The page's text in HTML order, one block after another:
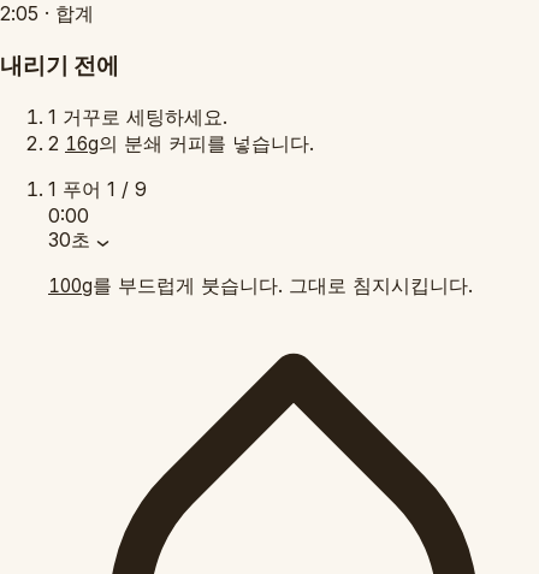
2:05 · 합계
내리기 전에
1 거꾸로 세팅하세요.
2 16g의 분쇄 커피를 넣습니다.
1 푸어 1 / 9
0:00
30초
100g를 부드럽게 붓습니다. 그대로 침지시킵니다.